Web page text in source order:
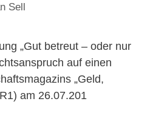
Sell
„Gut betreut – oder nur
auf einen
„Geld,
am 26.07.201